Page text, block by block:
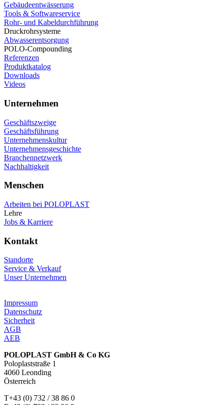
Gebäudeentwässerung
Tools & Softwareservice
Rohr- und Kabeldurchführung
Druckrohrsysteme
Abwasserentsorgung
POLO-Compounding
Referenzen
Produktkatalog
Downloads
Videos
Unternehmen
Geschäftszweige
Geschäftsführung
Unternehmenskultur
Unternehmensgeschichte
Branchennetzwerk
Nachhaltigkeit
Menschen
Arbeiten bei POLOPLAST
Lehre
Jobs & Karriere
Kontakt
Standorte
Service & Verkauf
Unser Unternehmen
Impressum
Datenschutz
Sicherheit
AGB
AEB
POLOPLAST GmbH & Co KG
Poloplaststraße 1
4060 Leonding
Österreich
T+43 (0) 732 / 38 86 0